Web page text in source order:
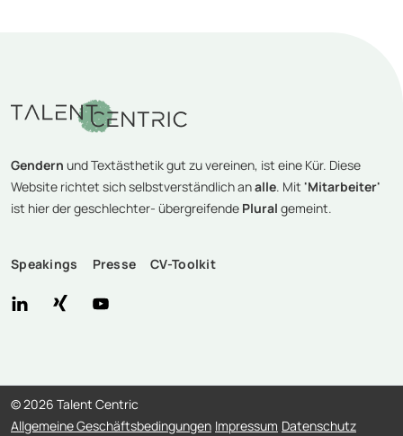
Gendern und Textästhetik gut zu vereinen, ist eine Kür. Diese
Website richtet sich selbstverständlich analle. Mit 'Mitarbeiter'
ist hier der geschlechter- übergreifende Plural gemeint.
Speakings Presse CV-Toolkit
©2026 Talent Centric
Allgemeine Geschäftsbedingungen Impressum Datenschutz